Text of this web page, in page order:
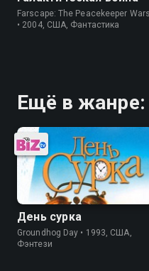
Farscape: The Peacekeeper Wars
• 2004, США, Фантастика
Ещё в жанре:
День сурка
Groundhog Day • 1993, США,
Фэнтези